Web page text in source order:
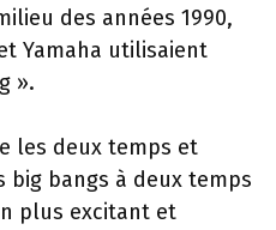
des années 1990,
Yamaha utilisaient
».
les deux temps et
bangs à deux temps
plus excitant et